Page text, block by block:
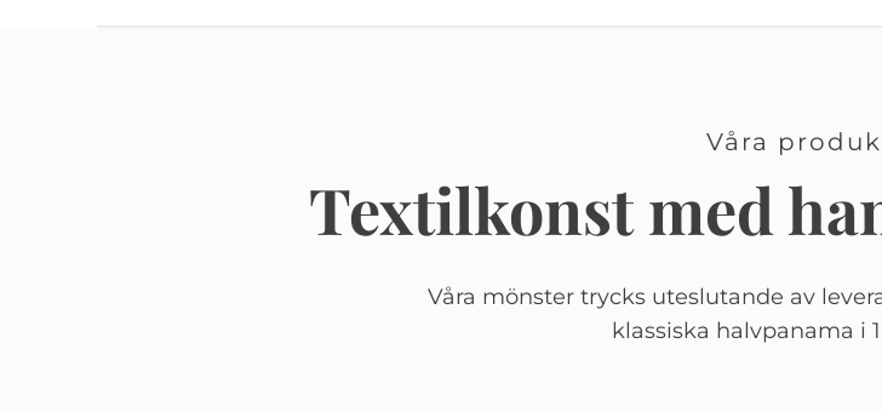
Våra
Textilkonst med
Våra mönster trycks uteslutande av
klassiska halvpanama i